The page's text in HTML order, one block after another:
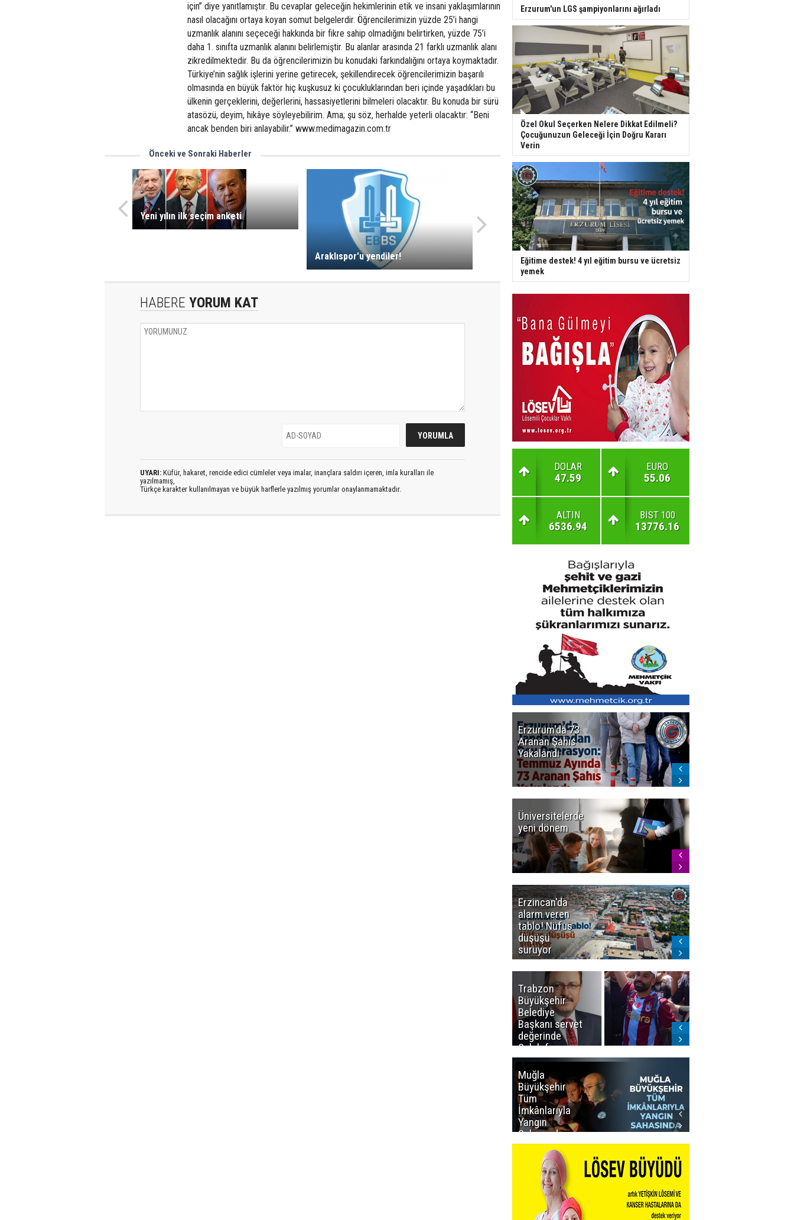
için” diye yanıtlamıştır. Bu cevaplar geleceğin hekimlerinin etik ve insani yaklaşımlarının
nasıl olacağını ortaya koyan somut belgelerdir. Öğrencilerimizin yüzde 25’i hangi
uzmanlık alanını seçeceği hakkında bir fikre sahip olmadığını belirtirken, yüzde 75’i
daha 1. sınıfta uzmanlık alanını belirlemiştir. Bu alanlar arasında 21 farklı uzmanlık alanı
zikredilmektedir. Bu da öğrencilerimizin bu konudaki farkındalığını ortaya koymaktadır.
Türkiye’nin sağlık işlerini yerine getirecek, şekillendirecek öğrencilerimizin başarılı
olmasında en büyük faktör hiç kuşkusuz ki çocukluklarından beri içinde yaşadıkları bu
ülkenin gerçeklerini, değerlerini, hassasiyetlerini bilmeleri olacaktır. Bu konuda bir sürü
atasözü, deyim, hikâye söyleyebilirim. Ama; şu söz, herhalde yeterli olacaktır: “Beni
ancak benden biri anlayabilir.” www.medimagazin.com.tr
Önceki ve Sonraki Haberler
Yeni yılın ilk seçim anketi
Araklıspor'u yendiler!
HABERE YORUM KAT
UYARI: Küfür, hakaret, rencide edici cümleler veya imalar, inançlara saldırı içeren, imla kuralları ile
yazılmamış,
Türkçe karakter kullanılmayan ve büyük harflerle yazılmış yorumlar onaylanmamaktadır.
Erzurum'un LGS şampiyonlarını ağırladı
Özel Okul Seçerken Nelere Dikkat Edilmeli?
Çocuğunuzun Geleceği İçin Doğru Kararı
Verin
Eğitime destek! 4 yıl eğitim bursu ve ücretsiz
yemek
DOLAR
47.59
EURO
55.06
ALTIN
6536.94
BIST 100
13776.16
Erzurum'da 73
Aranan Şahıs
Yakalandı
Üniversitelerde
yeni dönem
Erzincan'da
alarm veren
tablo! Nüfus
düşüşü
sürüyor
Trabzon
Büyükşehir
Belediye
Başkanı servet
değerinde
Salah forması
aldı
Muğla
Büyükşehir
Tüm
İmkânlarıyla
Yangın
Sahasında